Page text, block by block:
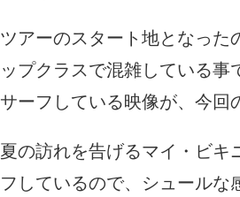
ツアーのスタート地となった
ップクラスで混雑している
サーフしている映像が、今回
夏の訪れを告げるマイ・ビキ
フしているので、シュールな